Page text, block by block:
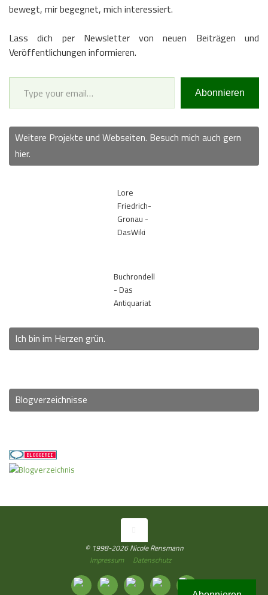
bewegt, mir begegnet, mich interessiert.
Lass dich per Newsletter von neuen Beiträgen und
Veröffentlichungen informieren.
Type your email…
Abonnieren
Weitere Projekte und Webseiten. Besuch mich auch gern
hier.
Lore
Friedrich-
Gronau -
DasWiki
Buchrondell
- Das
Antiquariat
Ich bin im Herzen grün.
Blogverzeichnisse
© 1998-2026 Nicole Rensmann
Impressum
Datenschutz